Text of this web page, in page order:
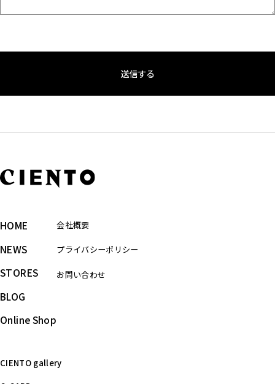
HOME
NEWS
STORES
BLOG
Online Shop
会社概要
プライバシーポリシー
お問い合わせ
CIENTO gallery